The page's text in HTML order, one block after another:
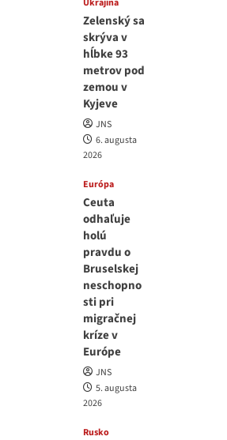
Ukrajina
Zelenský sa
skrýva v
hĺbke 93
metrov pod
zemou v
Kyjeve
JNS
6. augusta
2026
Európa
Ceuta
odhaľuje
holú
pravdu o
Bruselskej
neschopno
sti pri
migračnej
kríze v
Európe
JNS
5. augusta
2026
Rusko